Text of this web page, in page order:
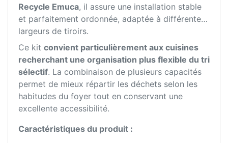
Recycle Emuca, il assure une installation stable
et parfaitement ordonnée, adaptée à différentes
largeurs de tiroirs.
Ce kit convient particulièrement aux cuisines
recherchant une organisation plus flexible du tri
sélectif. La combinaison de plusieurs capacités
permet de mieux répartir les déchets selon les
habitudes du foyer tout en conservant une
excellente accessibilité.
Caractéristiques du produit :